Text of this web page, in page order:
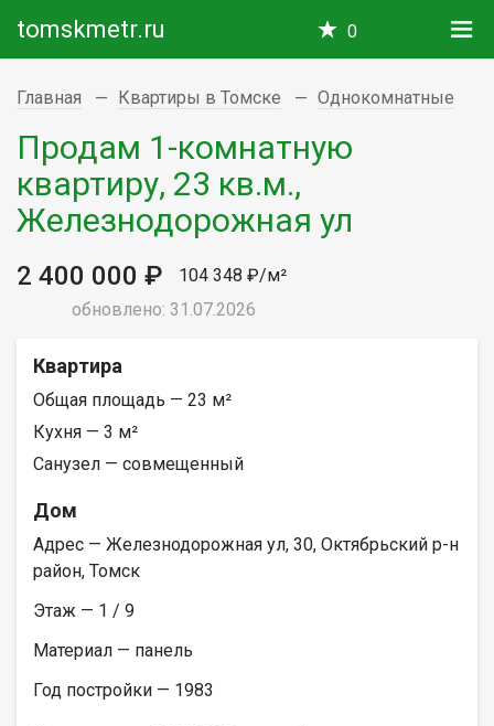
tomskmetr.ru 0
Главная Квартиры в Томске Однокомнатные
Продам 1-комнатную
квартиру, 23 кв.м.,
Железнодорожная ул
2 400 000 ₽
104 348 ₽/м²
обновлено: 31.07.2026
Квартира
Общая площадь — 23 м²
Кухня — 3 м²
Санузел — совмещенный
Дом
Адрес — Железнодорожная ул, 30, Октябрьский р-н
район, Томск
Этаж — 1 / 9
Материал — панель
Год постройки — 1983